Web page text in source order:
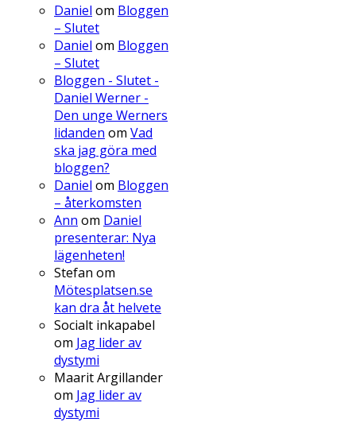
Daniel om Bloggen
– Slutet
Daniel om Bloggen
– Slutet
Bloggen - Slutet -
Daniel Werner -
Den unge Werners
lidanden om Vad
ska jag göra med
bloggen?
Daniel om Bloggen
– återkomsten
Ann om Daniel
presenterar: Nya
lägenheten!
Stefan om
Mötesplatsen.se
kan dra åt helvete
Socialt inkapabel
om Jag lider av
dystymi
Maarit Argillander
om Jag lider av
dystymi